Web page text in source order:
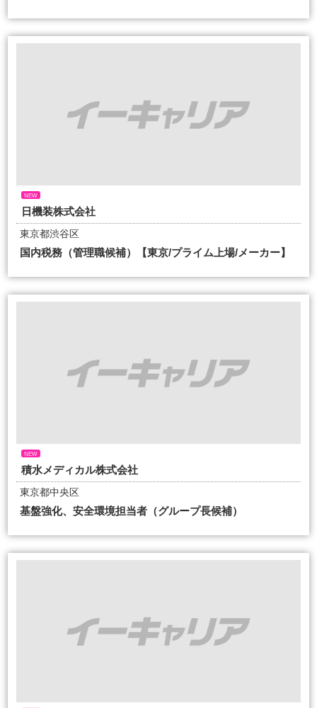
NEW
日機装株式会社
東京都渋谷区
国内税務（管理職候補）【東京/プライム上場/メーカー】
NEW
積水メディカル株式会社
東京都中央区
基盤強化、安全環境担当者（グループ長候補）